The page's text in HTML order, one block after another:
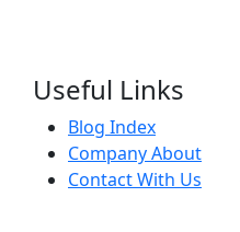
Useful Links
Blog Index
Company About
Contact With Us